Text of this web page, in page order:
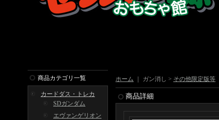
商品カテゴリ一覧
カードダス・トレカ
SDガンダム
エヴァンゲリオン
ホーム ｜ ガン消し > その他限定版等
商品詳細